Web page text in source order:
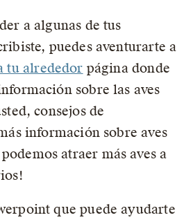
a algunas de tus
puedes aventurarte a
tu alrededor página donde
sobre las aves
consejos de
información sobre aves
atraer más aves a
que puede ayudarte